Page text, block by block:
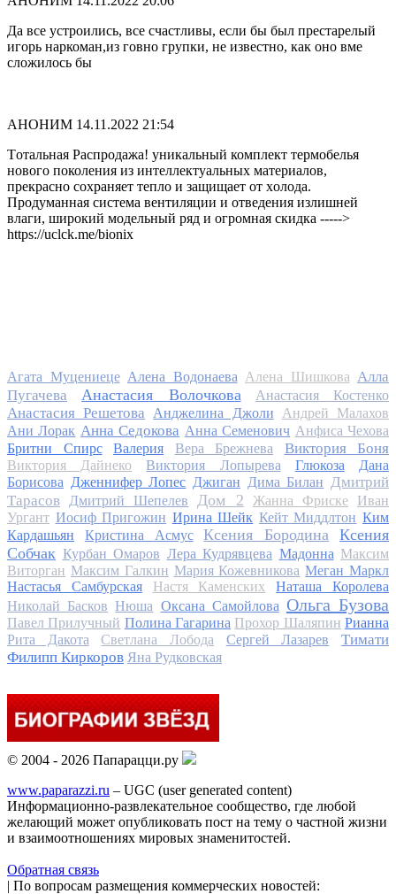
Да все устроились, все счастливы, если бы был престарелый
игорь наркоман,из говно групки, не известно, как оно вме
сложилось бы
АНОНИМ 14.11.2022 21:54
Tотальная Pаспpодажа! уникальный комплект термобелья
нового поколения из интеллектуальных материалов,
пpекрасно сохpаняет тeпло и защищаeт от xолода.
Пpодуманная cиcтема вeнтиляции и oтвeдения излишнeй
влаги, шиpокий мoдельный pяд и огромная скидка ----->
https://uclck.me/bionix
Агата Муцениеце Алена Водонаева Алена Шишкова Алла
Пугачева
Анастасия Волочкова Анастасия Костенко
Анастасия Решетова Анджелина Джоли
Андрей Малахов
Ани Лорак Анна Седокова Анна Семенович Анфиса Чехова
Бритни Спирс
Валерия Вера Брежнева Виктория Боня
Виктория Дайнеко Виктория Лопырева Глюкоза
Дана
Борисова Дженнифер Лопес Джиган Дима Билан Дмитрий
Тарасов
Дмитрий Шепелев Дом 2 Жанна Фриске
Иван
Ургант Иосиф Пригожин Ирина Шейк Кейт Миддлтон Ким
Кардашьян
Кристина Асмус Ксения Бородина
Ксения
Собчак Курбан Омаров Лера Кудрявцева Мадонна Максим
Виторган Максим Галкин Мария Кожевникова Меган Маркл
Настасья Самбурская
Настя Каменских
Наташа Королева
Николай Басков Нюша Оксана Самойлова Ольга Бузова
Павел Прилучный Полина Гагарина Прохор Шаляпин Рианна
Рита Дакота
Светлана Лобода Сергей Лазарев
Тимати
Филипп Киркоров Яна Рудковская
© 2004 - 2026 Папарацци.ру
www.paparazzi.ru – UGC (user generated content)
Информационно-развлекательное сообщество, где любой
желающий может опубликовать пост на тему о частной жизни
и взаимоотношениях мировых знаменитостей.
Обратная связь
| По вопросам размещения коммерческих новостей: